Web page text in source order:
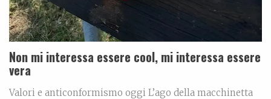
Non mi interessa essere cool, mi interessa essere
vera
Valori e anticonformismo oggi L’ago della macchinetta